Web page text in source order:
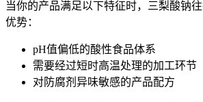
当你的产品满足以下特征时，三梨酸钠
优势：
pH值偏低的酸性食品体系
需要经过短时高温处理的加工环节
对防腐剂异味敏感的产品配方